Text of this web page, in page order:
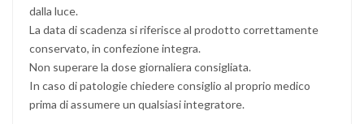
dalla luce.
La data di scadenza si riferisce al prodotto correttamente
conservato, in confezione integra.
Non superare la dose giornaliera consigliata.
In caso di patologie chiedere consiglio al proprio medico
prima di assumere un qualsiasi integratore.